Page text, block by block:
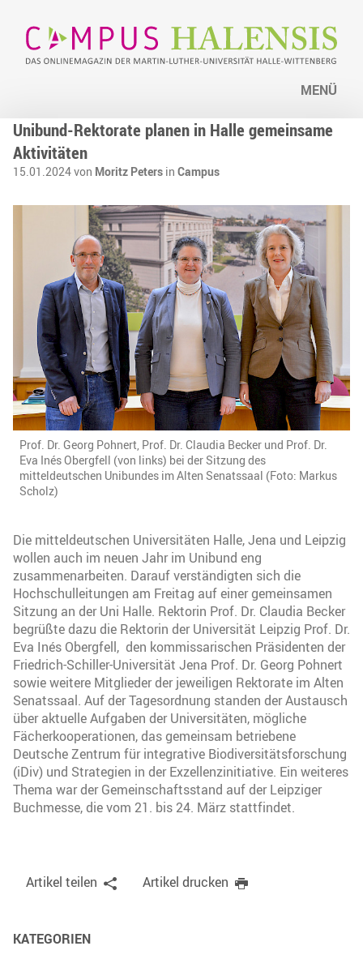
MENÜ
Unibund-Rektorate planen in Halle gemeinsame
Aktivitäten
15.01.2024 von Moritz Peters in Campus
Prof. Dr. Georg Pohnert, Prof. Dr. Claudia Becker und Prof. Dr.
Eva Inés Obergfell (von links) bei der Sitzung des
mitteldeutschen Unibundes im Alten Senatssaal (Foto: Markus
Scholz)
Die mitteldeutschen Universitäten Halle, Jena und Leipzig
wollen auch im neuen Jahr im Unibund eng
zusammenarbeiten. Darauf verständigten sich die
Hochschulleitungen am Freitag auf einer gemeinsamen
Sitzung an der Uni Halle. Rektorin Prof. Dr. Claudia Becker
begrüßte dazu die Rektorin der Universität Leipzig Prof. Dr.
Eva Inés Obergfell, den kommissarischen Präsidenten der
Friedrich-Schiller-Universität Jena Prof. Dr. Georg Pohnert
sowie weitere Mitglieder der jeweiligen Rektorate im Alten
Senatssaal. Auf der Tagesordnung standen der Austausch
über aktuelle Aufgaben der Universitäten, mögliche
Fächerkooperationen, das gemeinsam betriebene
Deutsche Zentrum für integrative Biodiversitätsforschung
(iDiv) und Strategien in der Exzellenzinitiative. Ein weiteres
Thema war der Gemeinschaftsstand auf der Leipziger
Buchmesse, die vom 21. bis 24. März stattfindet.
Artikel teilen Artikel drucken
KATEGORIEN